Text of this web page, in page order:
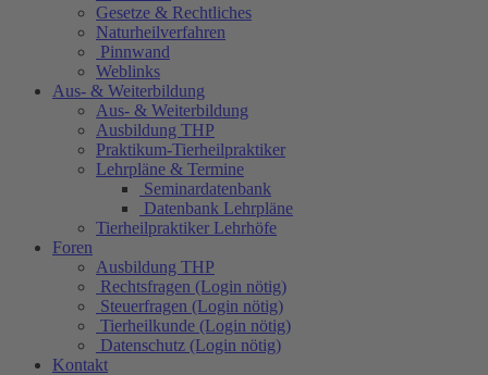
Gesetze & Rechtliches
Naturheilverfahren
Pinnwand
Weblinks
Aus- & Weiterbildung
Aus- & Weiterbildung
Ausbildung THP
Praktikum-Tierheilpraktiker
Lehrpläne & Termine
Seminardatenbank
Datenbank Lehrpläne
Tierheilpraktiker Lehrhöfe
Foren
Ausbildung THP
Rechtsfragen (Login nötig)
Steuerfragen (Login nötig)
Tierheilkunde (Login nötig)
Datenschutz (Login nötig)
Kontakt